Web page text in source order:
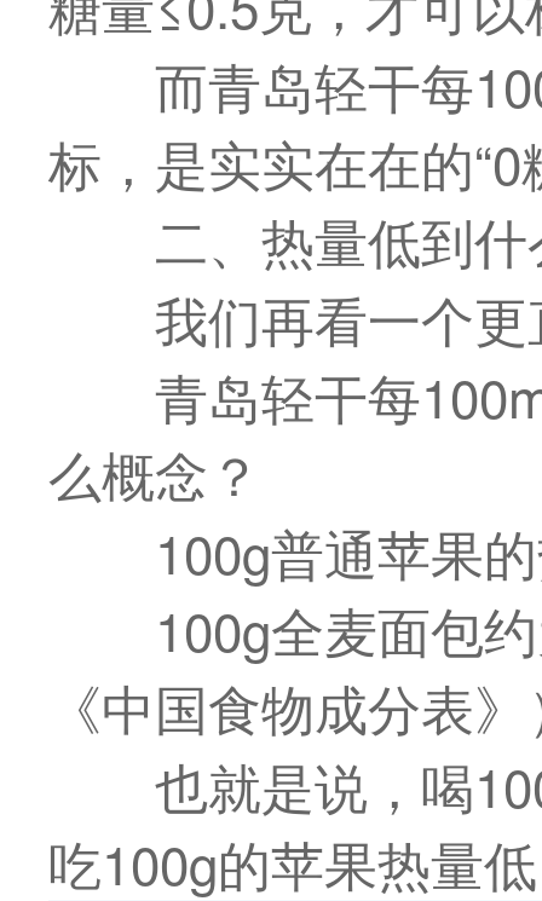
而青岛轻干每
标，是实实在在的“0
二、热量低到
我们再看一个
青岛轻干每
么概念？
100g普通苹果
100g全麦面包
《中国食物成分表
也就是说，喝
吃100g的苹果热量